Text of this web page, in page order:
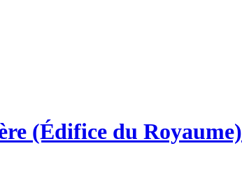
(Édifice du Royaume)